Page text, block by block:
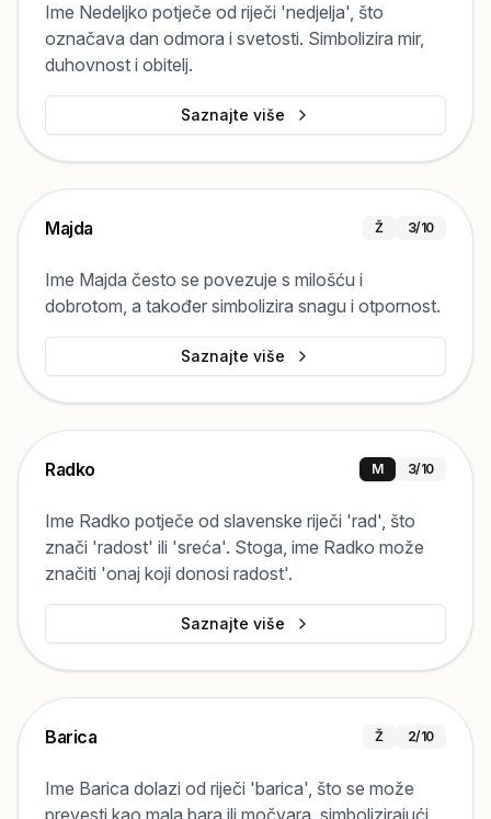
Ime Nedeljko potječe od riječi 'nedjelja', što
označava dan odmora i svetosti. Simbolizira mir,
duhovnost i obitelj.
Saznajte više
Majda Ž 3/10
Ime Majda često se povezuje s milošću i
dobrotom, a također simbolizira snagu i otpornost.
Saznajte više
Radko M 3/10
Ime Radko potječe od slavenske riječi 'rad', što
znači 'radost' ili 'sreća'. Stoga, ime Radko može
značiti 'onaj koji donosi radost'.
Saznajte više
Barica Ž 2/10
Ime Barica dolazi od riječi 'barica', što se može
prevesti kao mala bara ili močvara, simbolizirajući